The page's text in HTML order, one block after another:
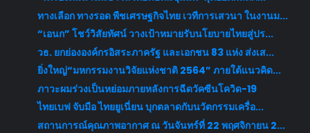
ทางเลือก ทางรอด พืชเศรษฐกิจไทย เวทีการเสวนา ในงานม...
“เอนก” โชว์วิสัยทัศน์ วางเป้าหมายรับนโยบายไทยสู่ปร...
วธ. ยกย่ององค์กรอิสระภาครัฐ และเอกชน 83 แห่ง ส่งเส...
ยิ่งใหญ่“มหกรรมงานวิจัยแห่งชาติ 2564” ภายใต้แนวคิด...
ภาวะผมร่วงเป็นหย่อมภายหลังการฉีดวัคซีนโควิด-19
ไทยเบฟ จับมือ ไทยยูเนี่ยน บุกตลาดกับนวัตกรรมเครื่อ...
สถานการณ์คุณภาพอากาศ ณ วันจันทร์ที่ 22 พฤศจิกายน 2...